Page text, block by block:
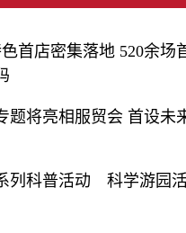
首店密集落地 520余
题将亮相服贸会 首设未
列科普活动 科学游园